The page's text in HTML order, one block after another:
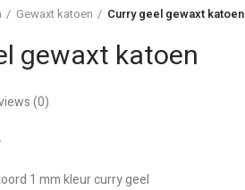
Gewaxt katoen Curry geel gewaxt katoen
gewaxt katoen
(0)
1 mm kleur curry geel